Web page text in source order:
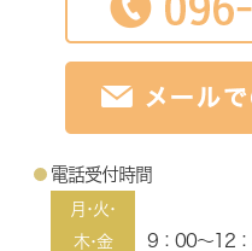
電話受付時間
月･火･
木･金
9：00～12